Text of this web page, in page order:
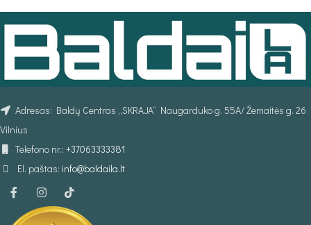
Adresas: Baldų Centras „SKRAJA“ Naugarduko g. 55A/ Žemaitės g. 26
Vilnius
Telefono nr.: +37063333381
El. paštas: info@baldaila.lt